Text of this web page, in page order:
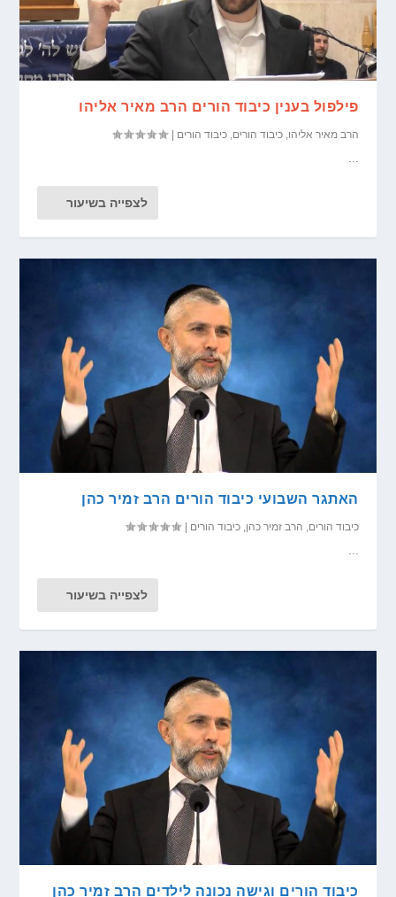
פילפול בענין כיבוד הורים הרב מאיר אליהו
הרב מאיר אליהו,כיבוד הורים,כיבוד הורים |
...
לצפייה בשיעור
האתגר השבועי כיבוד הורים הרב זמיר כהן
כיבוד הורים, הרב זמיר כהן,כיבוד הורים |
לצפייה בשיעור
כיבוד הורים וגישה נכונה לילדים הרב זמיר כהן